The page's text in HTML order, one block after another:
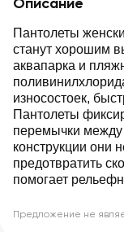
Пантолеты
станут хорошим
аквапарка и
износостоек,
Пантолеты
перемычки между
конструкции они
предотвратить
помогает
Предложение не